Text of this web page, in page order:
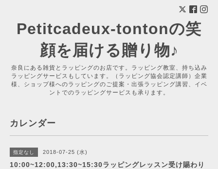
Petitcadeux-tontonの笑
顔を届ける贈り物♪
奈良にある雑貨とラッピングのお店です。ラッピング教室、持ち込み
ラッピングサービスもしています。（ラッピング協会認定講師）企業
様、ショップ様へのラッピングのご提案・出張ラッピング講習、イベ
ントでのラッピングサービスも承ります。
カレンダー
指定なし 2018-07-25 (水)
10:00~12:00,13:30~15:30ラッピングレッスン受け賜わり